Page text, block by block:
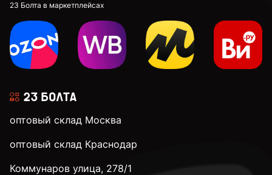
23 Болта в маркетплейсах
оптовый склад Москва
оптовый склад Краснодар
Коммунаров улица, 278/1